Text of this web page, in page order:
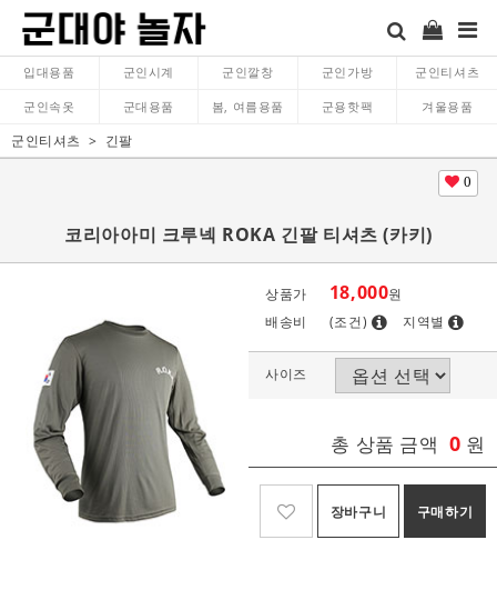
입대용품 군인시계 군인깔창 군인가방 군인티셔츠
군인속옷 군대용품 봄, 여름용품 군용핫팩 겨울용품
군인티셔츠 긴팔
0
코리아아미 크루넥 ROKA 긴팔 티셔츠 (카키)
상품가 18,000원
배송비
(조건) 지역별
사이즈
총 상품 금액 0 원
장바구니 구매하기